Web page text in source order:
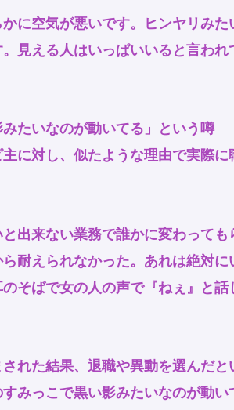
かに空気が悪いです。ヒンヤリみ
見える人はいっぱいいると言われ
みたいなのが動いてる」という噂
に対し、似たような理由で実際に
と出来ない業務で誰かに変わって
耐えられなかった。あれは絶対に
そばで女の人の声で『ねぇ』と話
れた結果、退職や異動を選んだと
すみっこで黒い影みたいなのが動